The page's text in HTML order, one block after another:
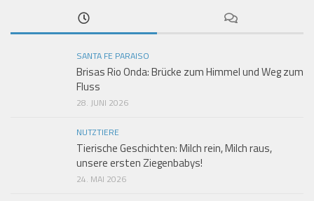
SANTA FE PARAISO
Brisas Rio Onda: Brücke zum Himmel und Weg zum
Fluss
28. JUNI 2026
NUTZTIERE
Tierische Geschichten: Milch rein, Milch raus,
unsere ersten Ziegenbabys!
24. MAI 2026